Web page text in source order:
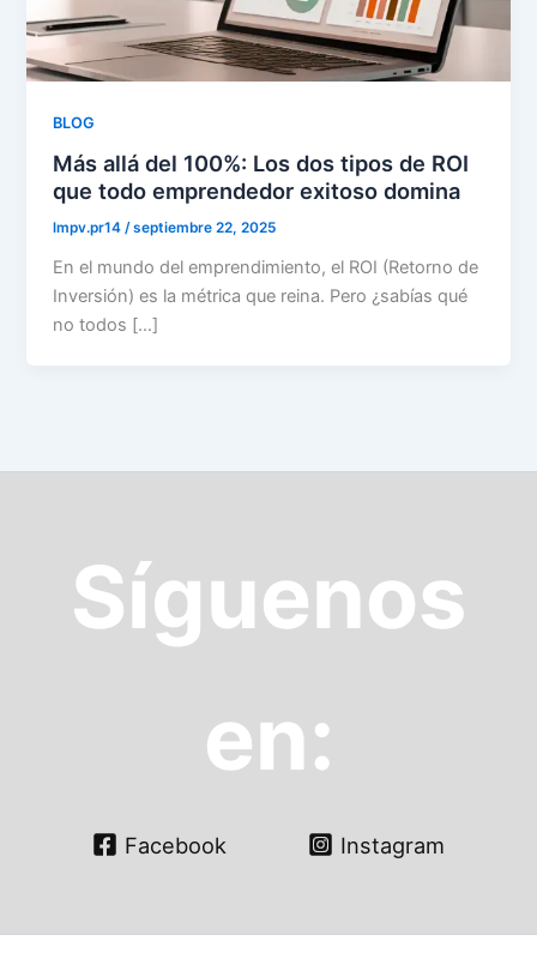
BLOG
Más allá del 100%: Los dos tipos de ROI
que todo emprendedor exitoso domina
lmpv.pr14/septiembre 22, 2025
En el mundo del emprendimiento, el ROI (Retorno de
Inversión) es la métrica que reina. Pero ¿sabías qué
no todos […]
Síguenos
en:
Facebook Instagram